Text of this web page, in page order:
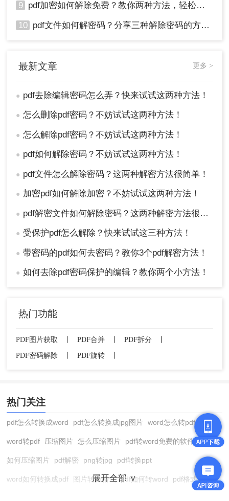
9 pdf加密如何解除免费？教你两种方法，轻松解锁pdf文件！
10 pdf文件如何解密码？分享三种解除密码的方法！
最新文章 更多 >
● pdf去除编辑密码怎么弄？快来试试这两种方法！
● 怎么删除pdf密码？不妨试试这两种方法！
● 怎么解除pdf密码？不妨试试这两种方法！
● pdf如何解除密码？不妨试试这两种方法！
● pdf文件怎么解除密码？这两种解密方法很简单！
● 加密pdf如何解除加密？不妨试试这两种方法！
● pdf解密文件如何解除密码？这两种解密方法很简单
● 受保护pdf怎么解除？快来试试这三种方法！
● 带密码的pdf如何去密码？教你3个pdf解密方法！
● 如何去除pdf密码保护的编辑？教你两个小方法！
热门功能
PDF图片获取 PDF合并 PDF拆分
PDF密码解除
PDF旋转
热门关注
pdf怎么转换成word pdf怎么转换成jpg图片 word怎么转pdf
word转pdf 压缩图片 怎么压缩图片 pdf转word免费的软件
如何压缩图片 pdf解密 png转jpg pdf转换ppt
word如何转换成pdf 图片转换格式 pdf如何转word pdf格式转换
展开全部 ∨